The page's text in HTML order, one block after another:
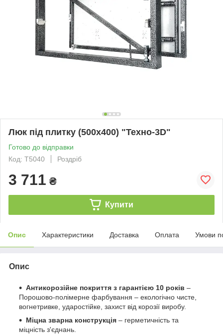
Люк під плитку (500х400) "Техно-3D"
Готово до відправки
Код: T5040
Роздріб
3 711 ₴
Купити
Опис Характеристики Доставка Оплата Умови
Опис
Антикорозійне покриття з гарантією 10 років –
Порошово-полімерне фарбування – екологічно чисте,
вогнетривке, ударостійке, захист від корозії виробу.
Міцна зварна конструкція – герметичність та
міцність з'єднань.